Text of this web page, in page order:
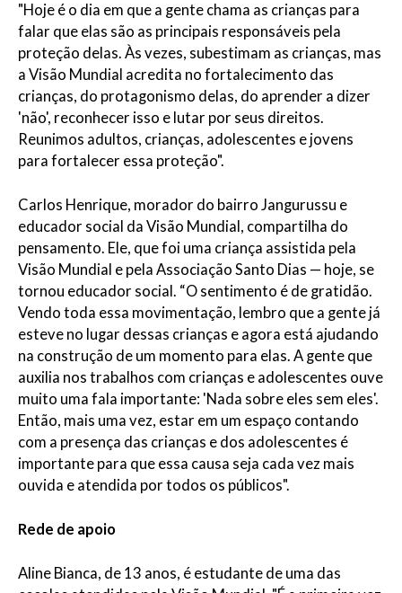
"Hoje é o dia em que a gente chama as crianças para
falar que elas são as principais responsáveis pela
proteção delas. Às vezes, subestimam as crianças, mas
a Visão Mundial acredita no fortalecimento das
crianças, do protagonismo delas, do aprender a dizer
'não', reconhecer isso e lutar por seus direitos.
Reunimos adultos, crianças, adolescentes e jovens
para fortalecer essa proteção".
Carlos Henrique, morador do bairro Jangurussu e
educador social da Visão Mundial, compartilha do
pensamento. Ele, que foi uma criança assistida pela
Visão Mundial e pela Associação Santo Dias — hoje, se
tornou educador social. “O sentimento é de gratidão.
Vendo toda essa movimentação, lembro que a gente já
esteve no lugar dessas crianças e agora está ajudando
na construção de um momento para elas. A gente que
auxilia nos trabalhos com crianças e adolescentes ouve
muito uma fala importante: 'Nada sobre eles sem eles'.
Então, mais uma vez, estar em um espaço contando
com a presença das crianças e dos adolescentes é
importante para que essa causa seja cada vez mais
ouvida e atendida por todos os públicos".
Rede de apoio
Aline Bianca, de 13 anos, é estudante de uma das